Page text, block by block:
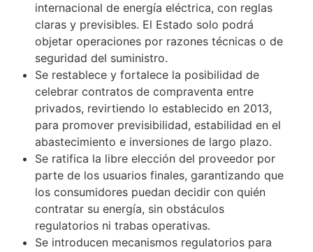
internacional de energía eléctrica, con reglas
claras y previsibles. El Estado solo podrá
objetar operaciones por razones técnicas o de
seguridad del suministro.
Se restablece y fortalece la posibilidad de
celebrar contratos de compraventa entre
privados, revirtiendo lo establecido en 2013,
para promover previsibilidad, estabilidad en el
abastecimiento e inversiones de largo plazo.
Se ratifica la libre elección del proveedor por
parte de los usuarios finales, garantizando que
los consumidores puedan decidir con quién
contratar su energía, sin obstáculos
regulatorios ni trabas operativas.
Se introducen mecanismos regulatorios para